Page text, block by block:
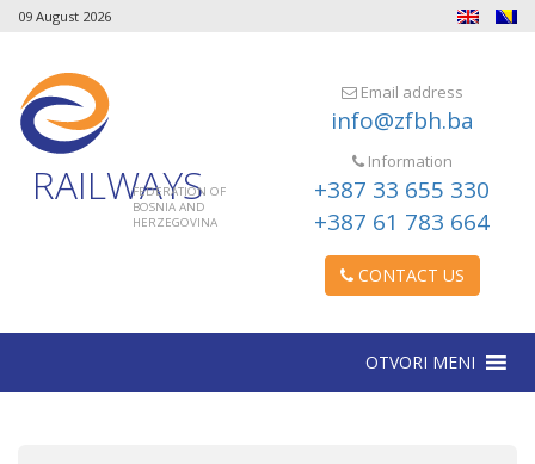
09 August 2026
RAILWAYS
FEDERATION OF
BOSNIA AND
HERZEGOVINA
Email address
info@zfbh.ba
Information
+387 33 655 330
+387 61 783 664
CONTACT US
OTVORI MENI